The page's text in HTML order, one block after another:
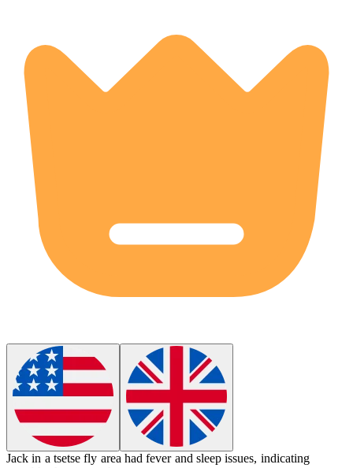
Jack in a tsetse fly area had fever and sleep issues, indicating